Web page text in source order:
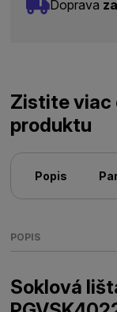
Doprava
Zistite viac
produktu
Popis
POPIS
Soklová